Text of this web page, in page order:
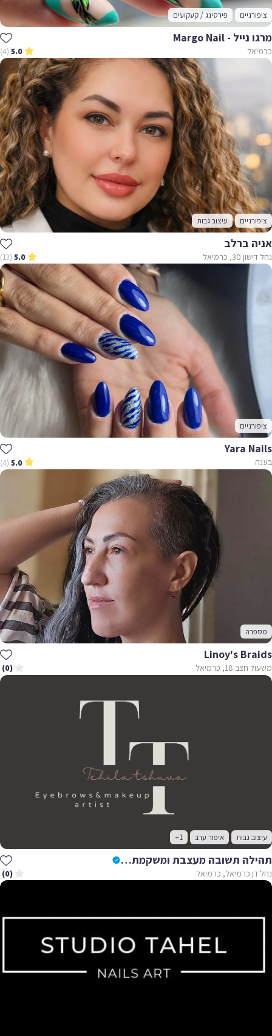
ציפורניים פירסינג / קעקועים
מרגו נייל - Margo Nail
כרמיאל 5.0
(4)
ציפורניים עיצוב גבות
אניה ברלב
נחל דישון 30, כרמיאל 5.0
(13)
ציפורניים
Yara Nails
בענה 5.0
(4)
מספרה
Linoy's Braids
משעול חצב 18, כרמיאל (0)
עיצוב גבות איפור ערב +1
תהילה תשובה מעצבת ומשקמת גבות טבעיות &מאפרת
נחל דן כרמיאל, כרמיאל (0)